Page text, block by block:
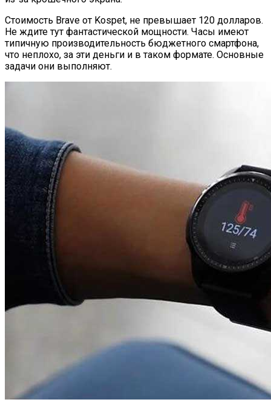
Стоимость Brave от Kospet, не превышает 120 долларов.
Не ждите тут фантастической мощности. Часы имеют
типичную производительность бюджетного смартфона,
что неплохо, за эти деньги и в таком формате. Основные
задачи они выполняют.